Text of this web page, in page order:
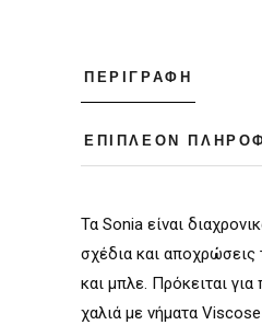
ΠΕΡΙΓΡΑΦΉ
ΕΠΙΠΛΈΟΝ
Τα Sonia είναι
σχέδια και
και μπλε. Πρόκειται για
χαλιά με νήματα Viscose